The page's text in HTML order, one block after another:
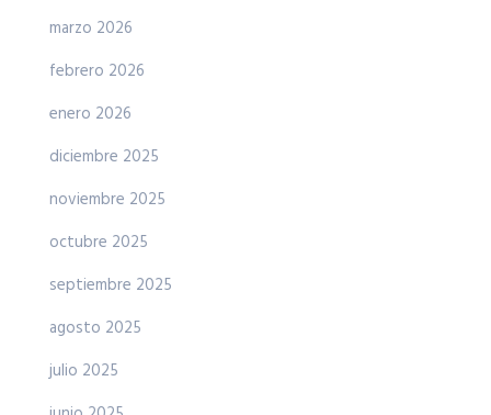
marzo 2026
febrero 2026
enero 2026
diciembre 2025
noviembre 2025
octubre 2025
septiembre 2025
agosto 2025
julio 2025